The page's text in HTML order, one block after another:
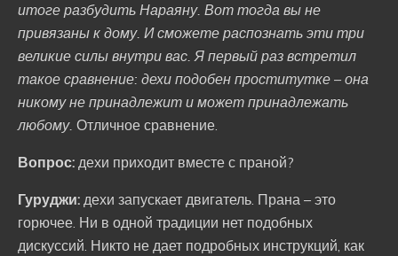
итоге разбудить Нараяну. Вот тогда вы не
привязаны к дому. И сможете распознать эти три
великие силы внутри вас. Я первый раз встретил
такое сравнение: дехи подобен проститутке – она
никому не принадлежит и может принадлежать
любому. Отличное сравнение.
Вопрос: дехи приходит вместе с праной?
Гуруджи: дехи запускает двигатель. Прана – это
горючее. Ни в одной традиции нет подобных
дискуссий. Никто не дает подробных инструкций, как